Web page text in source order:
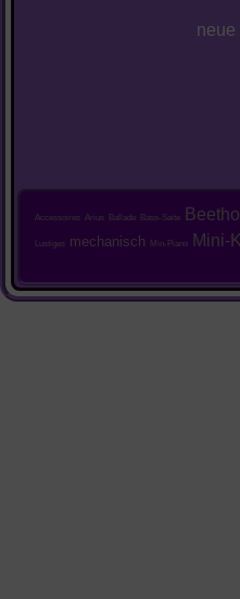
neue
Accessoires Arius Ballade Bass-Saite
Lustiges mechanisch Min-Piano Mini-